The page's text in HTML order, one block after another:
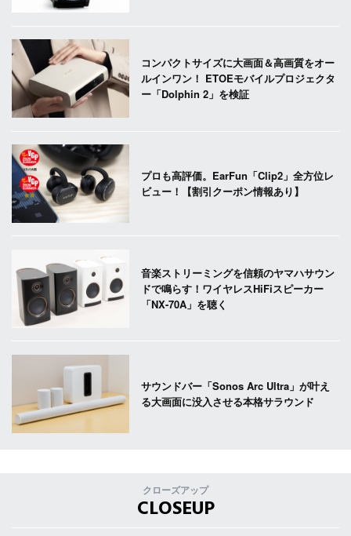
コンパクトサイズに大画面＆高画質をオー
ルインワン！ ETOEモバイルプロジェクタ
ー「Dolphin 2」を検証
プロも高評価。EarFun「Clip2」全方位レ
ビュー！【割引クーポン情報あり】
音楽ストリーミングを信頼のヤマハサウン
ドで鳴らす！ワイヤレスHiFiスピーカー
「NX-70A」を聴く
サウンドバー「Sonos Arc Ultra」が叶え
る大画面に没入させる本格サラウンド
クローズアップ
CLOSEUP